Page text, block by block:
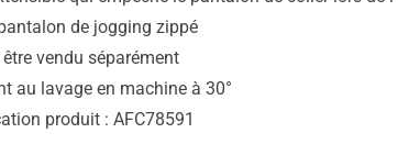
de jogging zippé
être vendu séparément
au lavage en machine à 30°
produit : AFC78591